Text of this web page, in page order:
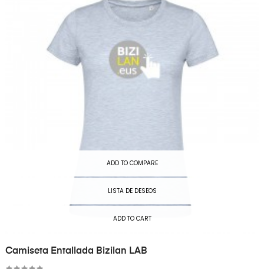
ADD TO COMPARE
LISTA DE DESEOS
ADD TO CART
Camiseta Entallada Bizilan LAB